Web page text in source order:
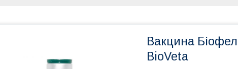
Вакцина
BioVeta